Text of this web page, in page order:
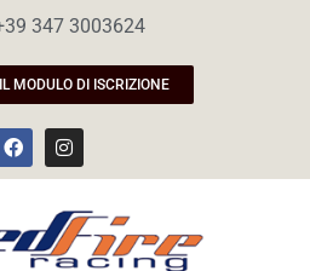
347 3003624
MODULO DI ISCRIZIONE